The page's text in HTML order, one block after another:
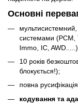
Основні
мультисистемний,
системами (PCM,
Immo, IC,
10 років
блокується!);
повна
кодування та